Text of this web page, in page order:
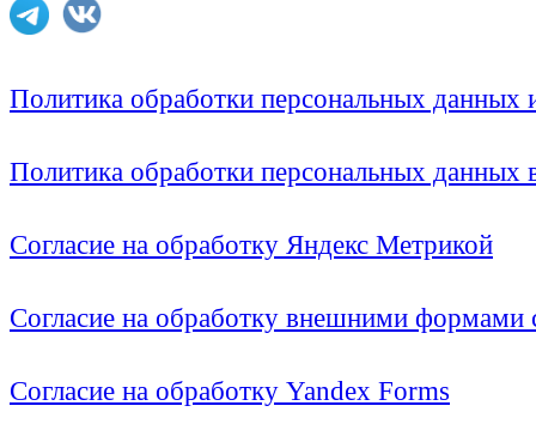
Политика обработки персональных
Политика обработки персональных
Согласие на обработку Яндекс Метрикой
Согласие на обработку внешними формами
Согласие на обработку Yandex Forms